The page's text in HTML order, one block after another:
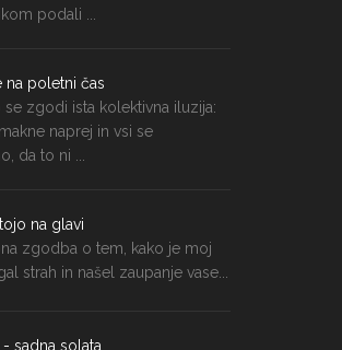
podali ...
na poletni čas
se zgodi ista kolektivna iluzija:
naprej in vsi se
da to ni ...
na glavi
zgodba o tem, kako je moj
strah in našel zaupanje vase...
sadna solata